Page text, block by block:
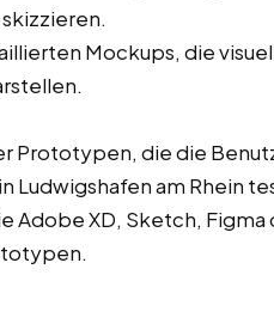
Mockups, die
Prototypen, die die
Ludwigshafen am Rhein
Adobe XD, Sketch, Figma